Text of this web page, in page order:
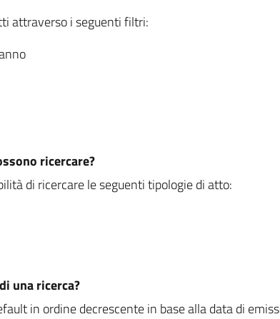
attraverso i seguenti filtri:
ricercare?
di ricercare le seguenti tipologie di atto:
una ricerca?
in ordine decrescente in base alla data di